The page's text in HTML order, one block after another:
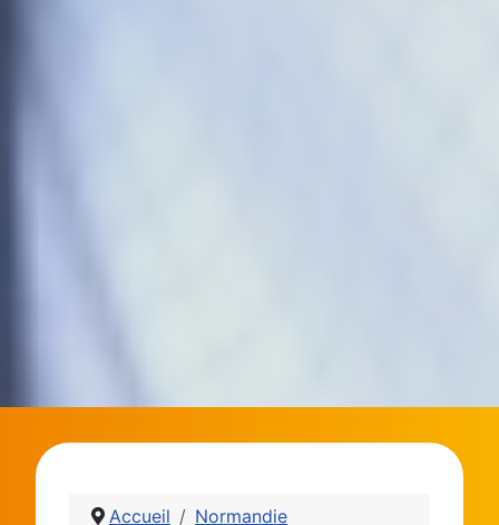
Accueil Normandie